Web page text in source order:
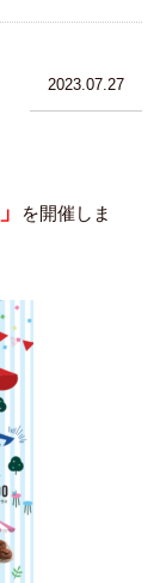
2023.07.27
」
を開催しま